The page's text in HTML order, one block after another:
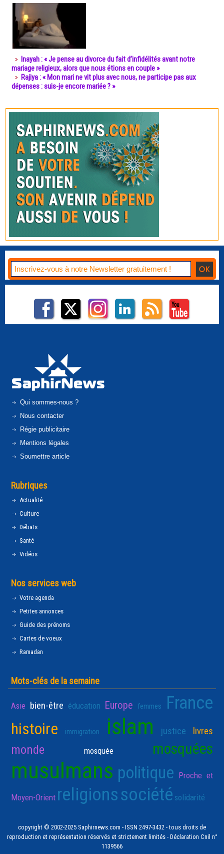
Inayah : « Je pense au divorce du fait d’infidélités avant notre
mariage religieux, alors que nous étions en couple »
Rajiya : « Mon mari ne vit plus avec nous, ne participe pas aux
dépenses : suis-je encore mariée ? »
Qui sommes-nous ?
Nous contacter
Régie publicitaire
Mentions légales
Soumettre article
Rubriques
Actualité
Culture
Débats
Santé
Vidéos
Nos services web
Votre agenda
Petites annonces
Guide des prénoms
Cartes de voeux
Ramadan
Mots-clés de la semaine
Asie bien-être éducation Europe femmes France
histoire immigration islam justice livres
monde mosquée mosquées
musulmans politique Proche et
Moyen-Orient religionssociété solidarité
copyright © 2002-2025 Saphirnews.com - ISSN 2497-3432 - tous droits de
reproduction et représentation réservés et strictement limités - Déclaration Cnil n°
1139566